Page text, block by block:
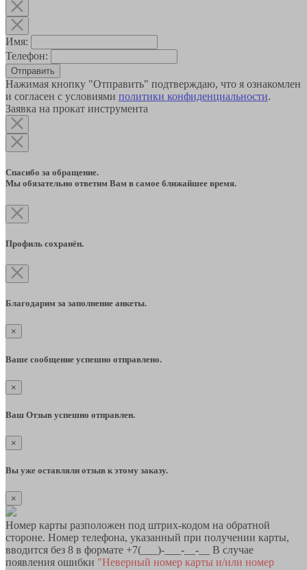
Имя:
Телефон:
Отправить
Нажимая кнопку "Отправить" подтверждаю, что я ознакомлен
и согласен с условиями политики конфиденциальности.
Заявка на прокат инструмента
Спасибо за обращение.
Мы обязательно ответим Вам в самое ближайшее время.
Профиль сохранён.
Благодарим за заполнение анкеты.
×
Ваше сообщение успешно отправлено.
×
Ваш Отзыв успешно отправлен.
×
Вы уже оставляли отзыв к этому заказу.
×
Номер карты разположен под штрих-кодом на обратной
стороне. Номер телефона, указанный при получении карты,
вводится без 8 в формате +7(___)-___-__-__ В случае
появления ошибки "Неверный номер карты и/или номер